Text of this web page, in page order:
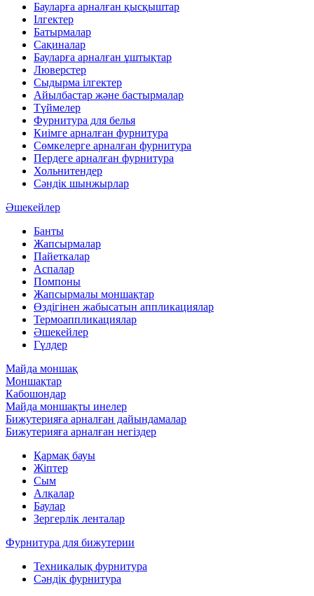
Бауларға арналған қысқыштар
Ілгектер
Батырмалар
Сақиналар
Бауларға арналған ұштықтар
Люверстер
Сыдырма ілгектер
Айылбастар және бастырмалар
Түймелер
Фурнитура для белья
Киімге арналған фурнитура
Сөмкелерге арналған фурнитура
Пердеге арналған фурнитура
Хольнитендер
Сәндік шынжырлар
Әшекейлер
Банты
Жапсырмалар
Пайеткалар
Аспалар
Помпоны
Жапсырмалы моншақтар
Өздігінен жабысатын аппликациялар
Термоаппликациялар
Әшекейлер
Гүлдер
Майда моншақ
Моншақтар
Кабошондар
Майда моншақты инелер
Бижутерияға арналған дайындамалар
Бижутерияға арналған негіздер
Қармақ бауы
Жіптер
Сым
Алқалар
Баулар
Зергерлік ленталар
Фурнитура для бижутерии
Техникалық фурнитура
Сәндік фурнитура